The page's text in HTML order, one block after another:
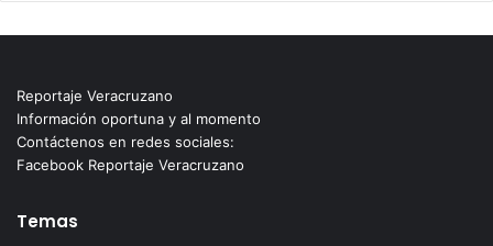
Reportaje Veracruzano
Información oportuna y al momento
Contáctenos en redes sociales:
Facebook Reportaje Veracruzano
Temas